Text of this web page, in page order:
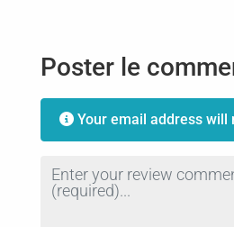
Poster le
Your email address will
Review text